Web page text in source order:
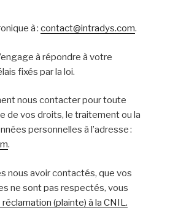
à : contact@intradys.com.
à répondre à votre
fixés par la loi.
nous contacter pour toute
de vos droits, le traitement ou la
personnelles à l’adresse :
.
nous avoir contactés, que vos
ne sont pas respectés, vous
(plainte) à la CNIL.